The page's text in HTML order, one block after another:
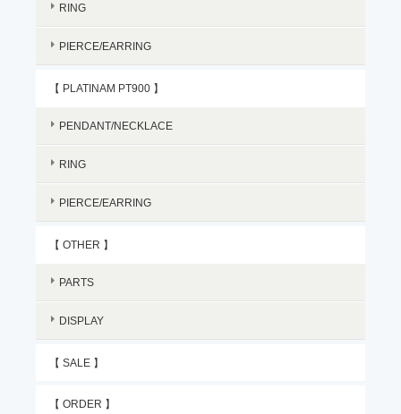
RING
PIERCE/EARRING
【 PLATINAM PT900 】
PENDANT/NECKLACE
RING
PIERCE/EARRING
【 OTHER 】
PARTS
DISPLAY
【 SALE 】
【 ORDER 】